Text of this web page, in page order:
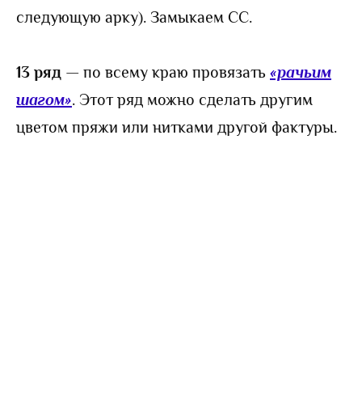
следующую арку). Замыкаем СС.
13 ряд — по всему краю провязать «рачьим
шагом». Этот ряд можно сделать другим
цветом пряжи или нитками другой фактуры.